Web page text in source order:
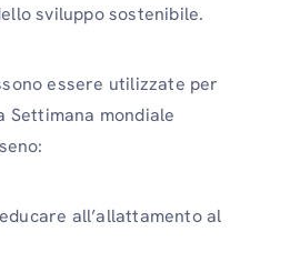
sviluppo sostenibile.
essere utilizzate per
Settimana mondiale
all’allattamento al